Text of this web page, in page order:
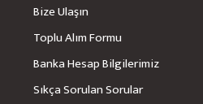
Bize Ulaşın
Toplu Alım Formu
Banka Hesap Bilgilerimiz
Sıkça Sorulan Sorular